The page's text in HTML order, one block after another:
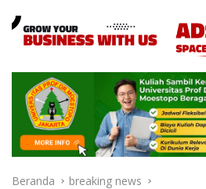
Beranda breaking news